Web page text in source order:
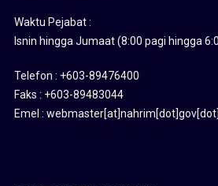
Waktu Pejabat :
Isnin hingga Jumaat (8:00 pagi hingga
Telefon : +603-89476400
Faks : +603-89483044
Emel :